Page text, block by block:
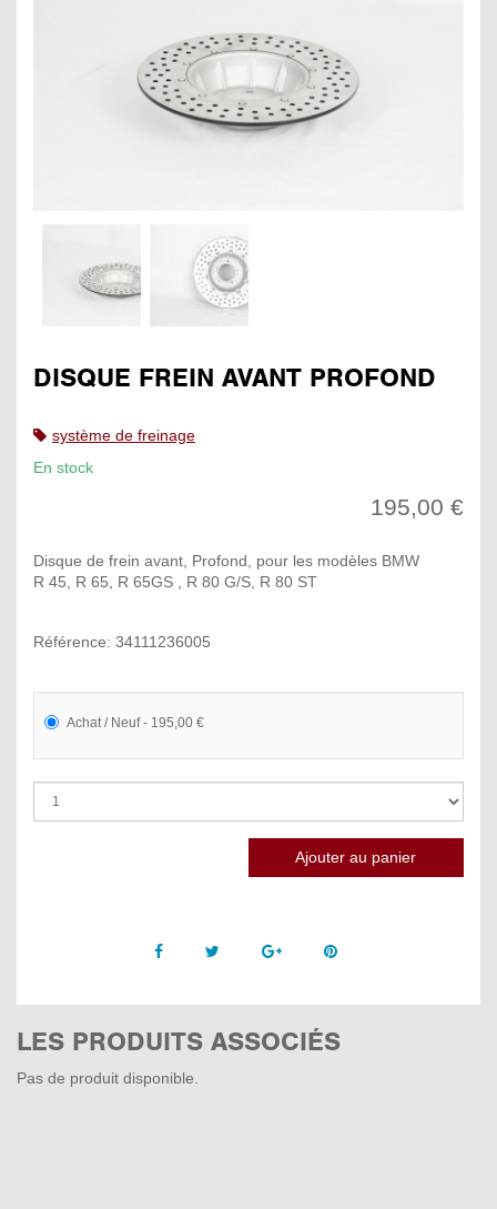
DISQUE FREIN AVANT PROFOND
système de freinage
En stock
195,00 €
Disque de frein avant, Profond, pour les modèles BMW
R 45, R 65, R 65GS , R 80 G/S, R 80 ST
Référence: 34111236005
Achat / Neuf - 195,00 €
Facebook Twitter Google +Pinterest
LES PRODUITS ASSOCIÉS
Pas de produit disponible.